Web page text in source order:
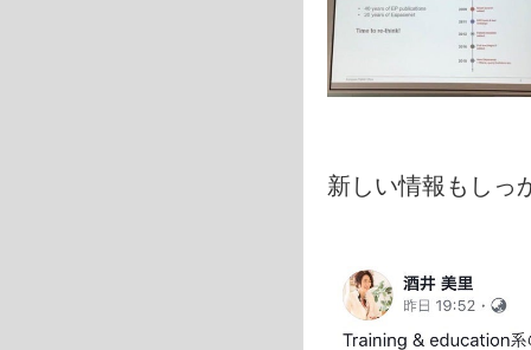
新しい情報もしっ